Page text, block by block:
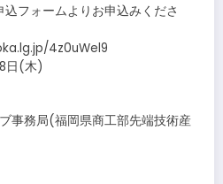
込フォームよりお申込みくださ
4z0uWel9
日(木)
事務局(福岡県商工部先端技術産